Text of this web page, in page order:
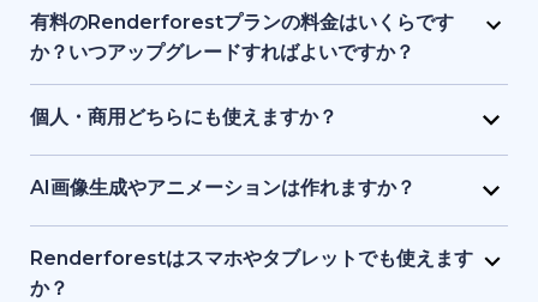
最適で、フルスケールのシネマティック制作向けでは
ありません。プロ品質の制作を簡素化しますが、ハイ
ダクションツールの完全な代替とはなりません。
有料のRenderforestプランの料金はいくらです
か？いつアップグレードすればよいですか？
有料プランは手頃な月額料金から利用でき、料金は動
画の長さ、書き出し品質、ストレージ容量で変動しま
テンプレート利用や制作自由度が必要な場合にアップ
グレードが適しています。
個人・商用どちらにも使えますか？
はい。個人プロジェクト、クライアント案件、ビジネ
ス用途の動画やビジュアル、ウェブサイト制作に利用
AI画像生成やアニメーションは作れますか？
はい。AI画像ジェネレーターで、テキストの指示や参
考画像からユニークなビジュアルを作成できます。生
成した画像を短いアニメーションにすることも可能で
Renderforestはスマホやタブレットでも使えます
か？